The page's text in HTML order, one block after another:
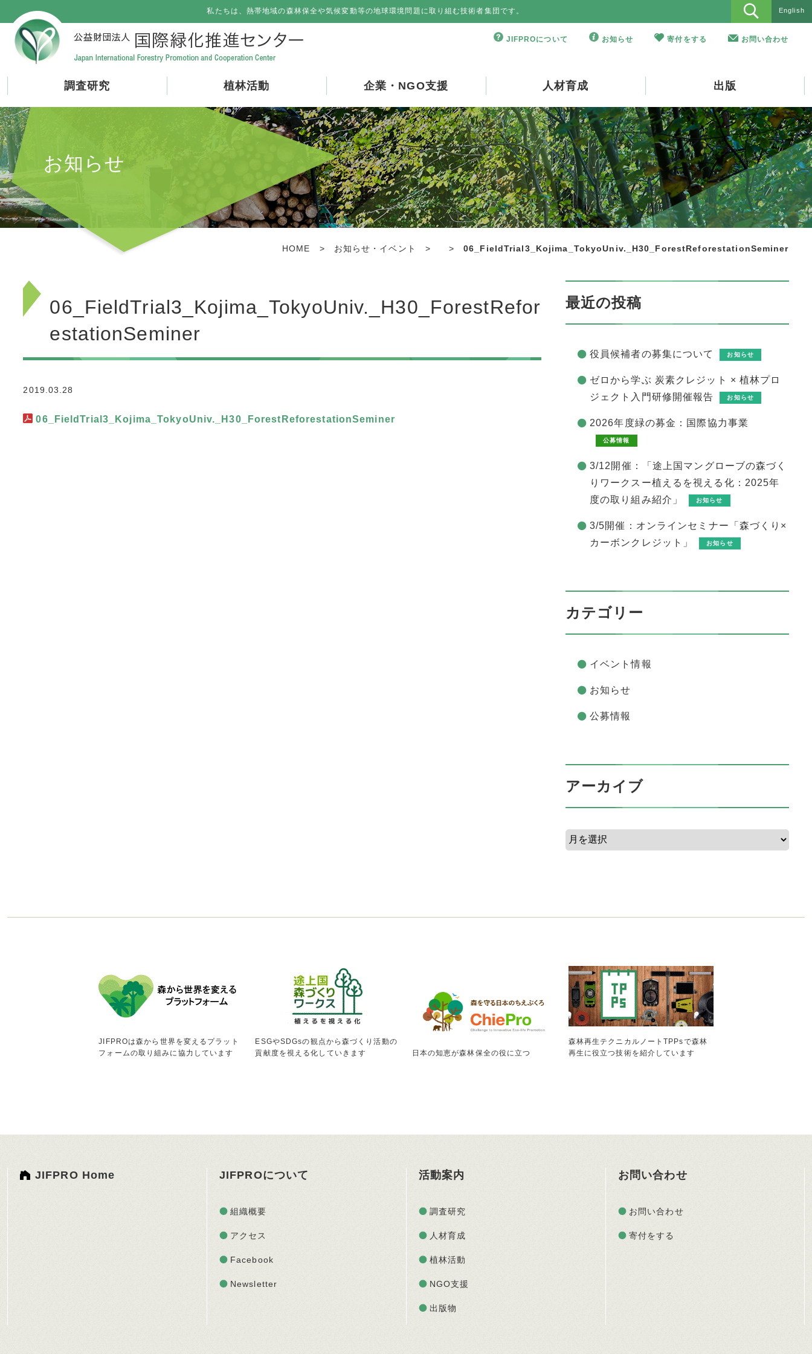
私たちは、熱帯地域の森林保全や気候変動等の地球環境問題に取り組む技術者集団です。 English
JIFPROについて お知らせ 寄付をする お問い合わせ
調査研究 植林活動 企業・NGO支援 人材育成 出版
お知らせ
HOME > お知らせ・イベント > > 06_FieldTrial3_Kojima_TokyoUniv._H30_ForestReforestationSeminer
06_FieldTrial3_Kojima_TokyoUniv._H30_ForestRefor
estationSeminer
2019.03.28
06_FieldTrial3_Kojima_TokyoUniv._H30_ForestReforestationSeminer
最近の投稿
役員候補者の募集について お知らせ
ゼロから学ぶ 炭素クレジット × 植林プロ
ジェクト入門研修開催報告
お知らせ
2026年度緑の募金：国際協力事業
公募情報
3/12開催：「途上国マングローブの森づく
りワークスー植えるを視える化：2025年
度の取り組み紹介」
お知らせ
3/5開催：オンラインセミナー「森づくり×
カーボンクレジット」
お知らせ
カテゴリー
イベント情報
お知らせ
公募情報
アーカイブ
JIFPROは森から世界を変えるプラット
フォームの取り組みに協力しています
ESGやSDGsの観点から森づくり活動の
貢献度を視える化していきます
日本の知恵が森林保全の役に立つ
森林再生テクニカルノートTPPsで森林
再生に役立つ技術を紹介しています
JIFPRO Home JIFPROについて
組織概要
アクセス
Facebook
Newsletter
活動案内
調査研究
人材育成
植林活動
NGO支援
出版物
お問い合わせ
お問い合わせ
寄付をする